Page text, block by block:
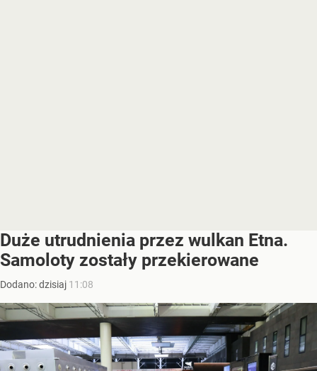
Duże utrudnienia przez wulkan Etna.
Samoloty zostały przekierowane
Dodano:dzisiaj 11:08